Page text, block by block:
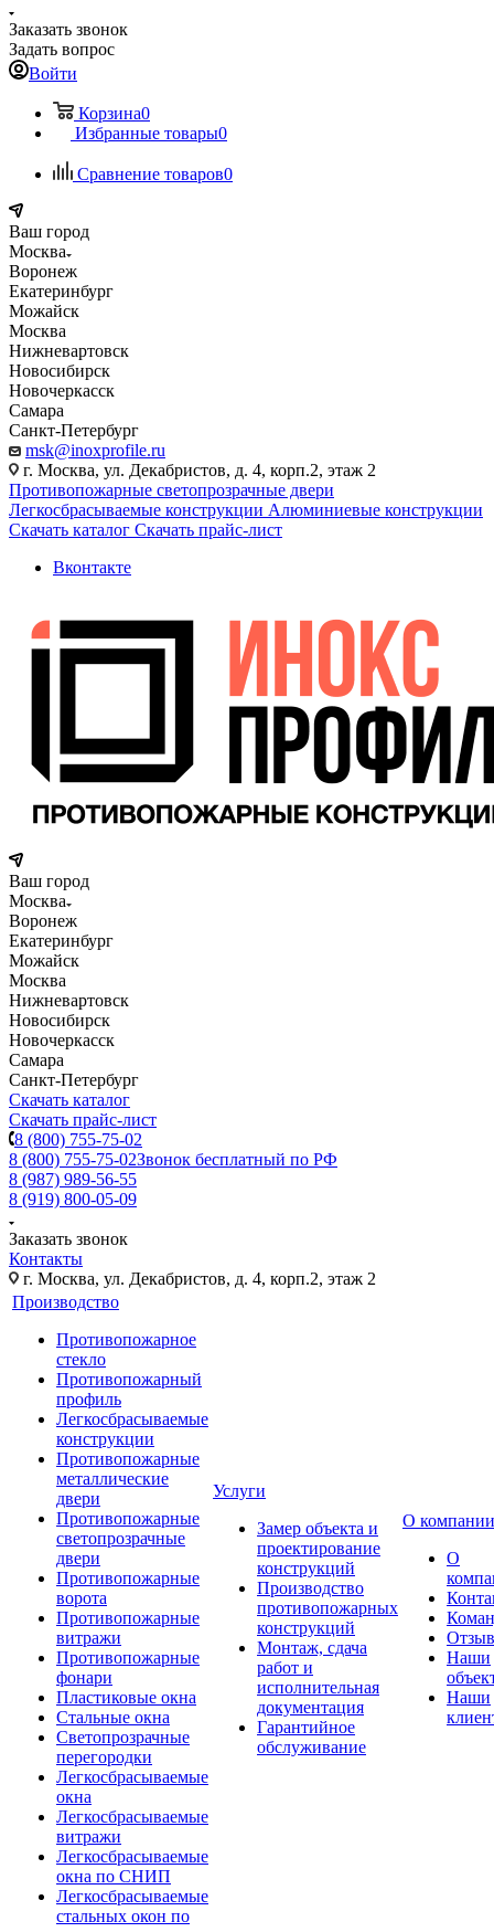
Заказать звонок
Задать вопрос
Войти
Корзина0
Избранные товары0
Сравнение товаров0
Ваш город
Москва
Воронеж
Екатеринбург
Можайск
Москва
Нижневартовск
Новосибирск
Новочеркасск
Самара
Санкт-Петербург
msk@inoxprofile.ru
г. Москва, ул. Декабристов, д. 4, корп.2, этаж 2
Противопожарные светопрозрачные двери
Легкосбрасываемые конструкции Алюминиевые конструкции
Скачать каталог Скачать прайс-лист
Вконтакте
Ваш город
Москва
Воронеж
Екатеринбург
Можайск
Москва
Нижневартовск
Новосибирск
Новочеркасск
Самара
Санкт-Петербург
Скачать каталог
Скачать прайс-лист
8 (800) 755-75-02
8 (800) 755-75-02Звонок бесплатный по РФ
8 (987) 989-56-55
8 (919) 800-05-09
Заказать звонок
Контакты
г. Москва, ул. Декабристов, д. 4, корп.2, этаж 2
Производство
Противопожарное
стекло
Противопожарный
профиль
Легкосбрасываемые
конструкции
Противопожарные
металлические
двери
Противопожарные
светопрозрачные
двери
Противопожарные
ворота
Противопожарные
витражи
Противопожарные
фонари
Пластиковые окна
Стальные окна
Светопрозрачные
перегородки
Легкосбрасываемые
окна
Легкосбрасываемые
витражи
Легкосбрасываемые
окна по СНИП
Легкосбрасываемые
стальных окон по
Услуги
Замер объекта и
проектирование
конструкций
Производство
противопожарных
конструкций
Монтаж, сдача
работ и
исполнительная
документация
Гарантийное
обслуживание
О компании
О
Наши
Наши